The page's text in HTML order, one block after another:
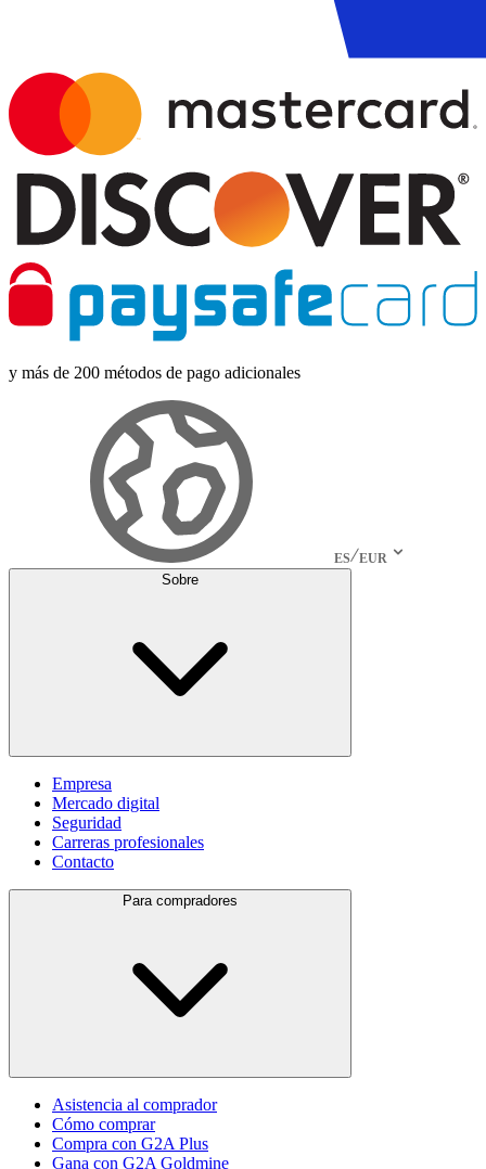
y más de 200 métodos de pago adicionales
ES EUR
Sobre
Empresa
Mercado digital
Seguridad
Carreras profesionales
Contacto
Para compradores
Asistencia al comprador
Cómo comprar
Compra con G2A Plus
Gana con G2A Goldmine